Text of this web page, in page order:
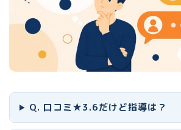
Q. 口コミ★3.6だけど指導は？